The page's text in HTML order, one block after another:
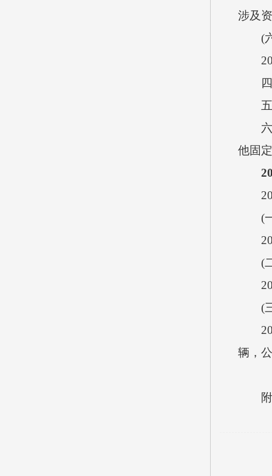
涉及
(六
四
五、
六、
他固
(一)
(二)
(三)
辆，
附